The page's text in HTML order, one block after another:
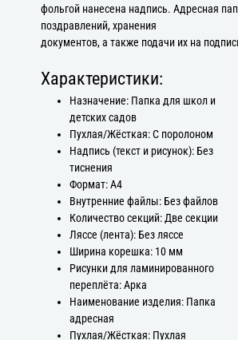
фольгой нанесена надпись. Адресная
поздравлений, хранения
документов, а также подачи их на
Характеристики:
Назначение: Папка для школ и
детских садов
Пухлая/Жёсткая: С поролоном
Надпись (текст и рисунок): Без
тиснения
Формат: А4
Внутренние файлы: Без файлов
Количество секций: Две секции
Ляссе (лента): Без ляссе
Ширина корешка: 10 мм
Рисунки для ламинированного
переплёта: Арка
Наименование изделия: Папка
адресная
Пухлая/Жёсткая: Пухлая